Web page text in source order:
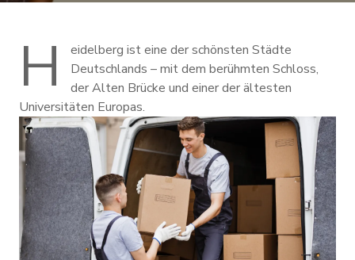
H
eidelberg ist eine der schönsten Städte
Deutschlands – mit dem berühmten Schloss,
der Alten Brücke und einer der ältesten
Universitäten Europas.